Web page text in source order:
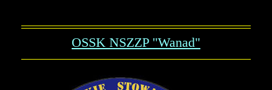
OSSK NSZZP "Wanad"